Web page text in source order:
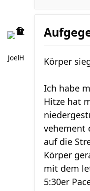
JoelH Körper
Ich habe
Hitze hat
vehement
auf die
Körper
mit dem
5:30er